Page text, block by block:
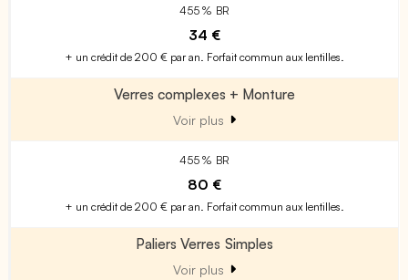
455 % BR
34 €
+ un crédit de 200 € par an. Forfait commun aux lentilles.
Verres complexes + Monture
Voir plus
455 % BR
80 €
+ un crédit de 200 € par an. Forfait commun aux lentilles.
Paliers Verres Simples
Voir plus